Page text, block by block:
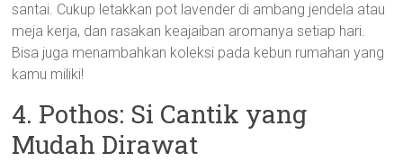
santai. Cukup letakkan pot lavender di ambang jendela atau
meja kerja, dan rasakan keajaiban aromanya setiap hari.
Bisa juga menambahkan koleksi pada kebun rumahan yang
kamu miliki!
4. Pothos: Si Cantik yang
Mudah Dirawat